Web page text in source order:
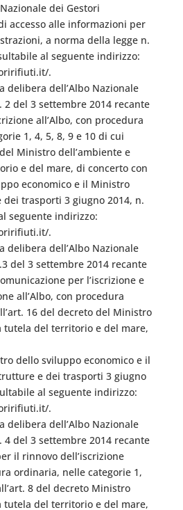
dei Gestori
accesso alle informazioni per
a norma della legge n.
al seguente indirizzo:
.
delibera dell’Albo Nazionale
2 del 3 settembre 2014 recante
all’Albo, con procedura
1, 4, 5, 8, 9 e 10 di cui
Ministro dell’ambiente e
e del mare, di concerto con
economico e il Ministro
trasporti 3 giugno 2014, n.
seguente indirizzo:
.
delibera dell’Albo Nazionale
del 3 settembre 2014 recante
per l’iscrizione e
all’Albo, con procedura
16 del decreto del Ministro
tutela del territorio e del mare,
dello sviluppo economico e il
e dei trasporti 3 giugno
al seguente indirizzo:
.
delibera dell’Albo Nazionale
4 del 3 settembre 2014 recante
il rinnovo dell’iscrizione
ordinaria, nelle categorie 1,
8 del decreto Ministro
tutela del territorio e del mare,